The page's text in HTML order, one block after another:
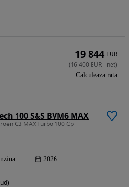
100 S&S BVM6 MAX
C3 MAX Turbo 100 Cp
2026
19 844 EUR
(16 400 EUR- net)
Calculeaza rata